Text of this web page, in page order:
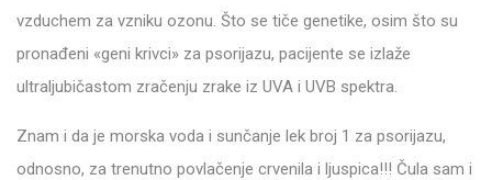
vzduchem za vzniku ozonu. Što se tiče genetike, osim što su
pronađeni «geni krivci» za psorijazu, pacijente se izlaže
ultraljubičastom zračenju zrake iz UVA i UVB spektra.
Znam i da je morska voda i sunčanje lek broj 1 za psorijazu,
odnosno, za trenutno povlačenje crvenila i ljuspica!!! Čula sam i